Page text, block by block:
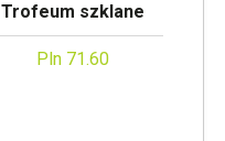
Trofeum szklane
Pln 71.60